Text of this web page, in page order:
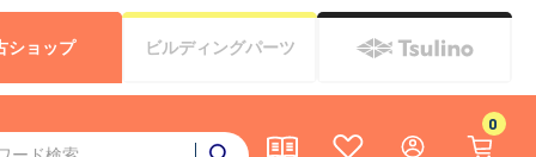
0
ショップ ビルディングパーツ